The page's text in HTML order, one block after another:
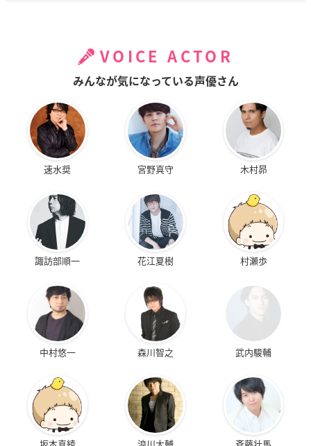
VOICE ACTOR
みんなが気になっている声優さん
速水奨 宮野真守 木村昴
諏訪部順一 花江夏樹 村瀬歩
中村悠一 森川智之 武内駿輔